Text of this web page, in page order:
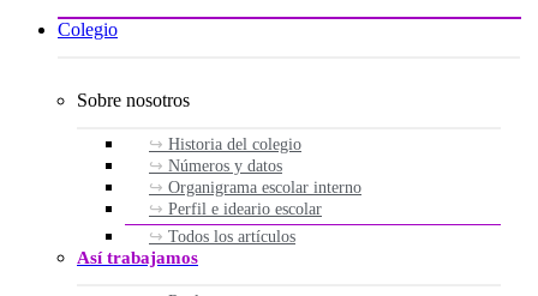
Colegio
Sobre nosotros
Historia del colegio
Números y datos
Organigrama escolar interno
Perfil e ideario escolar
Todos los artículos
Así trabajamos